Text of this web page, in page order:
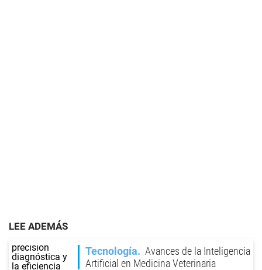
LEE ADEMÁS
Tecnología
Avances de la Inteligencia
Artificial en Medicina Veterinaria